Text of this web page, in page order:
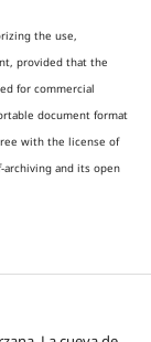
the use,
provided that the
for commercial
document format
with the license of
and its open